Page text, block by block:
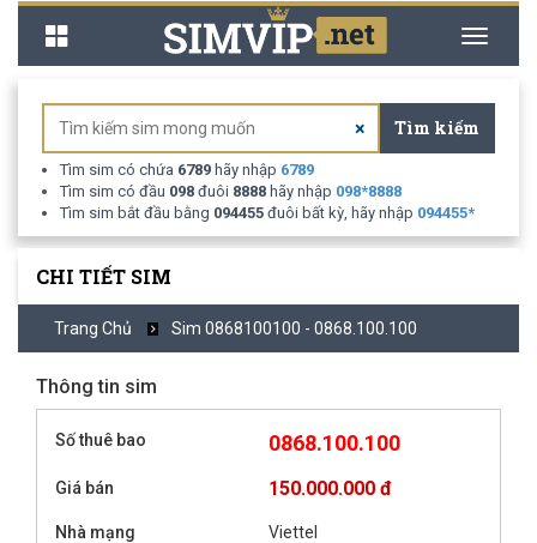
Toggle
Toggle
× Tìm kiếm
Tìm sim có chứa 6789 hãy nhập 6789
Tìm sim có đầu 098 đuôi 8888 hãy nhập 098*8888
Tìm sim bắt đầu bằng 094455 đuôi bất kỳ, hãy nhập 094455*
CHI TIẾT SIM
Trang Chủ Sim 0868100100 - 0868.100.100
Thông tin sim
Số thuê bao 0868.100.100
Giá bán 150.000.000 đ
Nhà mạng Viettel